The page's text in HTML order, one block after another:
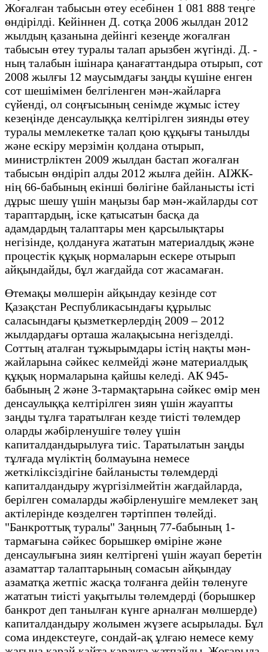
Жоғалған табысын өтеу есебінен 1 081 888 теңге
өндірілді. Кейіннен Д. сотқа 2006 жылдан 2012
жылдың қазанына дейінгі кезеңде жоғалған
табысын өтеу туралы талап арызбен жүгінді. Д. -
ның талабын ішінара қанағаттандыра отырып, сот
2008 жылғы 12 маусымдағы заңды күшіне енген
сот шешімімен белгіленген мән-жайларға
сүйенді, ол соңғысының сенімде жұмыс істеу
кезеңінде денсаулыққа келтірілген зиянды өтеу
туралы мемлекетке талап қою құқығы танылды
және ескіру мерзімін қолдана отырып,
министрліктен 2009 жылдан бастап жоғалған
табысын өндіріп алды 2012 жылға дейін. АІЖК-
нің 66-бабының екінші бөлігіне байланысты істі
дұрыс шешу үшін маңызы бар мән-жайларды сот
тараптардың, іске қатысатын басқа да
адамдардың талаптары мен қарсылықтары
негізінде, қолдануға жататын материалдық және
процестік құқық нормаларын ескере отырып
айқындайды, бұл жағдайда сот жасамаған.
Өтемақы мөлшерін айқындау кезінде сот
Қазақстан Республикасындағы құрылыс
саласындағы қызметкерлердің 2009 – 2012
жылдардағы орташа жалақысына негізделді.
Соттың аталған тұжырымдары істің нақты мән-
жайларына сәйкес келмейді және материалдық
құқық нормаларына қайшы келеді. АК 945-
бабының 2 және 3-тармақтарына сәйкес өмір мен
денсаулыққа келтірілген зиян үшін жауапты
заңды тұлға таратылған кезде тиісті төлемдер
оларды жәбірленушіге төлеу үшін
капиталдандырылуға тиіс. Таратылатын заңды
тұлғада мүліктің болмауына немесе
жеткіліксіздігіне байланысты төлемдерді
капиталдандыру жүргізілмейтін жағдайларда,
берілген сомаларды жәбірленушіге мемлекет заң
актілерінде көзделген тәртіппен төлейді.
"Банкроттық туралы" Заңның 77-бабының 1-
тармағына сәйкес борышкер өміріне және
денсаулығына зиян келтіргені үшін жауап беретін
азаматтар талаптарының сомасын айқындау
азаматқа жетпіс жасқа толғанға дейін төленуге
жататын тиісті уақытылы төлемдерді (борышкер
банкрот деп танылған күнге арналған мөлшерде)
капиталдандыру жолымен жүзеге асырылады. Бұл
сома индекстеуге, сондай-ақ ұлғаю немесе кему